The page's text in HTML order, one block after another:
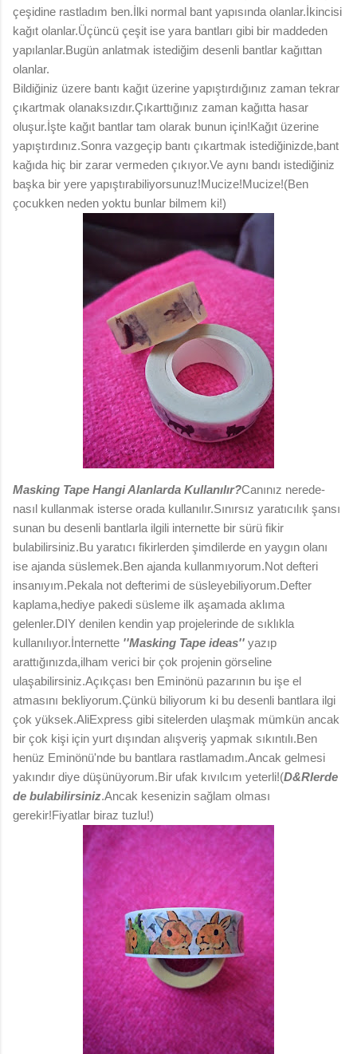
çeşidine rastladım ben.İlki normal bant yapısında olanlar.İkincisi
kağıt olanlar.Üçüncü çeşit ise yara bantları gibi bir maddeden
yapılanlar.Bugün anlatmak istediğim desenli bantlar kağıttan
olanlar.
Bildiğiniz üzere bantı kağıt üzerine yapıştırdığınız zaman tekrar
çıkartmak olanaksızdır.Çıkarttığınız zaman kağıtta hasar
oluşur.İşte kağıt bantlar tam olarak bunun için!Kağıt üzerine
yapıştırdınız.Sonra vazgeçip bantı çıkartmak istediğinizde,bant
kağıda hiç bir zarar vermeden çıkıyor.Ve aynı bandı istediğiniz
başka bir yere yapıştırabiliyorsunuz!Mucize!Mucize!(Ben
çocukken neden yoktu bunlar bilmem ki!)
Masking Tape Hangi Alanlarda Kullanılır?Canınız nerede-
nasıl kullanmak isterse orada kullanılır.Sınırsız yaratıcılık şansı
sunan bu desenli bantlarla ilgili internette bir sürü fikir
bulabilirsiniz.Bu yaratıcı fikirlerden şimdilerde en yaygın olanı
ise ajanda süslemek.Ben ajanda kullanmıyorum.Not defteri
insanıyım.Pekala not defterimi de süsleyebiliyorum.Defter
kaplama,hediye pakedi süsleme ilk aşamada aklıma
gelenler.DIY denilen kendin yap projelerinde de sıklıkla
kullanılıyor.İnternette ''Masking Tape ideas'' yazıp
arattığınızda,ilham verici bir çok projenin görseline
ulaşabilirsiniz.Açıkçası ben Eminönü pazarının bu işe el
atmasını bekliyorum.Çünkü biliyorum ki bu desenli bantlara ilgi
çok yüksek.AliExpress gibi sitelerden ulaşmak mümkün ancak
bir çok kişi için yurt dışından alışveriş yapmak sıkıntılı.Ben
henüz Eminönü'nde bu bantlara rastlamadım.Ancak gelmesi
yakındır diye düşünüyorum.Bir ufak kıvılcım yeterli!(D&Rlerde
de bulabilirsiniz.Ancak kesenizin sağlam olması
gerekir!Fiyatlar biraz tuzlu!)